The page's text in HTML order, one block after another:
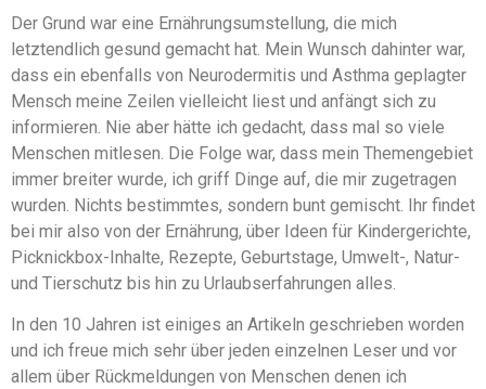
Der Grund war eine Ernährungsumstellung, die mich
letztendlich gesund gemacht hat. Mein Wunsch dahinter war,
dass ein ebenfalls von Neurodermitis und Asthma geplagter
Mensch meine Zeilen vielleicht liest und anfängt sich zu
informieren. Nie aber hätte ich gedacht, dass mal so viele
Menschen mitlesen. Die Folge war, dass mein Themengebiet
immer breiter wurde, ich griff Dinge auf, die mir zugetragen
wurden. Nichts bestimmtes, sondern bunt gemischt. Ihr findet
bei mir also von der Ernährung, über Ideen für Kindergerichte,
Picknickbox-Inhalte, Rezepte, Geburtstage, Umwelt-, Natur-
und Tierschutz bis hin zu Urlaubserfahrungen alles.
In den 10 Jahren ist einiges an Artikeln geschrieben worden
und ich freue mich sehr über jeden einzelnen Leser und vor
allem über Rückmeldungen von Menschen denen ich